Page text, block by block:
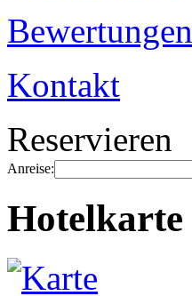
Bewertungen
Kontakt
Reservieren
Anreise:
Hotelkarte